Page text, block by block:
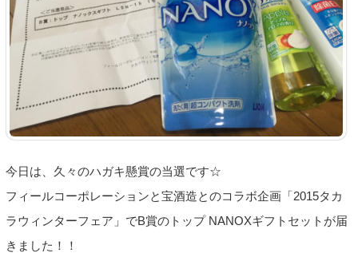
今日は、久々のハガキ懸賞の当選です☆
フィールコーポレーションと宝酒造とのコラボ企画「2015タカ
ラウィンターフェア」でB賞のトップ NANOXギフトセットが届
きました！！